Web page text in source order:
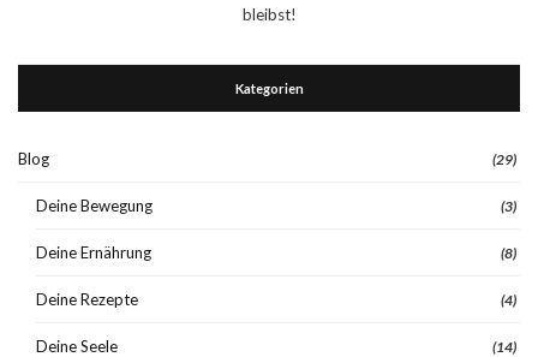
bleibst!
Kategorien
Blog (29)
Deine Bewegung (3)
Deine Ernährung (8)
Deine Rezepte (4)
Deine Seele (14)